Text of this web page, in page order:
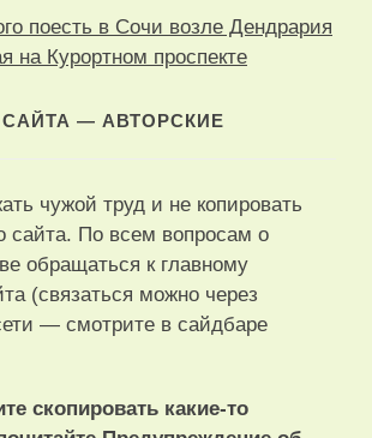
поесть в Сочи возле Дендрария
на Курортном проспекте
САЙТА — АВТОРСКИЕ
чужой труд и не копировать
сайта. По всем вопросам о
обращаться к главному
(связаться можно через
— смотрите в сайдбаре
скопировать какие-то